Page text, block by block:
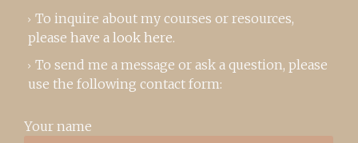
To inquire about my courses or resources,
please have a look here.
To send me a message or ask a question, please
use the following contact form:
Your name